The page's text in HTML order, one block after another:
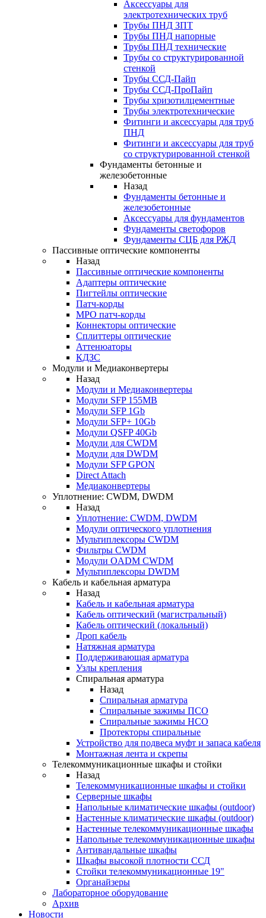
Аксессуары для
электротехнических труб
Трубы ПНД ЗПТ
Трубы ПНД напорные
Трубы ПНД технические
Трубы со структурированной
стенкой
Трубы ССД-Пайп
Трубы ССД-ПроПайп
Трубы хризотилцементные
Трубы электротехнические
Фитинги и аксессуары для труб
ПНД
Фитинги и аксессуары для труб
со структурированной стенкой
Фундаменты бетонные и
железобетонные
Назад
Фундаменты бетонные и
железобетонные
Аксессуары для фундаментов
Фундаменты светофоров
Фундаменты СЦБ для РЖД
Пассивные оптические компоненты
Назад
Пассивные оптические компоненты
Адаптеры оптические
Пигтейлы оптические
Патч-корды
MPO патч-корды
Коннекторы оптические
Сплиттеры оптические
Аттенюаторы
КДЗС
Модули и Медиаконвертеры
Назад
Модули и Медиаконвертеры
Модули SFP 155MB
Модули SFP 1Gb
Модули SFP+ 10Gb
Модули QSFP 40Gb
Модули для CWDM
Модули для DWDM
Модули SFP GPON
Direct Attach
Медиаконвертеры
Уплотнение: CWDM, DWDM
Назад
Уплотнение: CWDM, DWDM
Модули оптического уплотнения
Мультиплексоры CWDM
Фильтры CWDM
Модули OADM CWDM
Мультиплексоры DWDM
Кабель и кабельная арматура
Назад
Кабель и кабельная арматура
Кабель оптический (магистральный)
Кабель оптический (локальный)
Дроп кабель
Натяжная арматура
Поддерживающая арматура
Узлы крепления
Спиральная арматура
Назад
Спиральная арматура
Спиральные зажимы ПСО
Спиральные зажимы НСО
Протекторы спиральные
Устройство для подвеса муфт и запаса кабеля
Монтажная лента и скрепы
Телекоммуникационные шкафы и стойки
Назад
Телекоммуникационные шкафы и стойки
Серверные шкафы
Напольные климатические шкафы (outdoor)
Настенные климатические шкафы (outdoor)
Настенные телекоммуникационные шкафы
Напольные телекоммуникационные шкафы
Антивандальные шкафы
Шкафы высокой плотности ССД
Стойки телекоммуникационные 19"
Органайзеры
Лабораторное оборудование
Архив
Новости